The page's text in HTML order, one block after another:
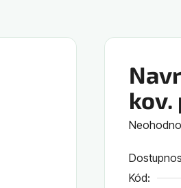
Priemerné
produktu
je
Kód: